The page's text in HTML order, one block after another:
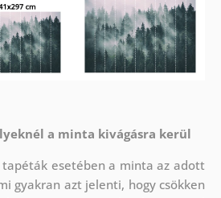
a minta kivágásra kerül
tapéták esetében a minta az adott
gyakran azt jelenti, hogy csökken